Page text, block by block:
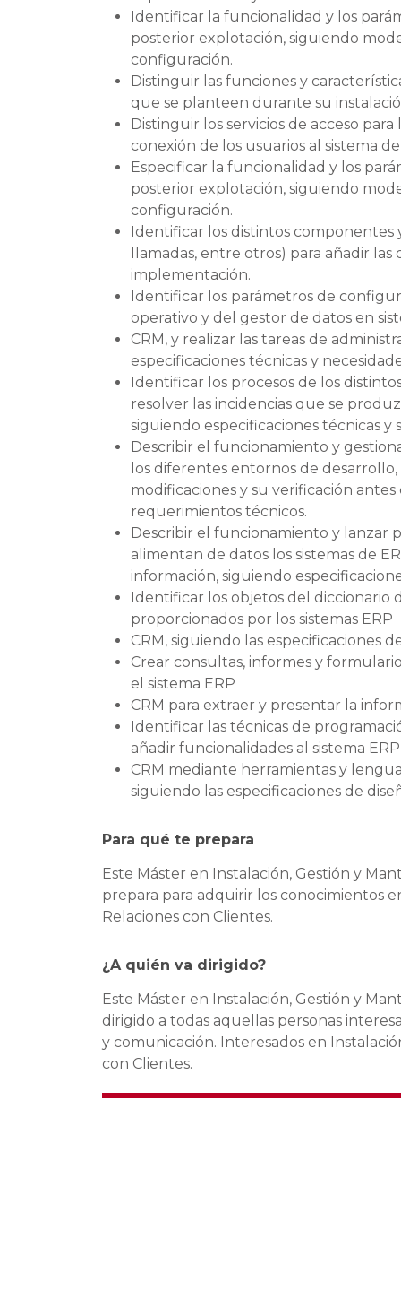
Identificar la funcionalidad y los
posterior explotación, siguiendo
configuración.
Distinguir las funciones y
que se planteen durante su
Distinguir los servicios de acceso
conexión de los usuarios al sistema de
Especificar la funcionalidad y los
posterior explotación, siguiendo
configuración.
Identificar los distintos componentes
llamadas, entre otros) para añadir
implementación.
Identificar los parámetros de
operativo y del gestor de datos en
CRM, y realizar las tareas de
especificaciones técnicas y
Identificar los procesos de los
resolver las incidencias que se
siguiendo especificaciones técnicas y
Describir el funcionamiento y
los diferentes entornos de
modificaciones y su verificación
requerimientos técnicos.
Describir el funcionamiento y lanzar
alimentan de datos los sistemas de
información, siguiendo
Identificar los objetos del diccionario
proporcionados por los sistemas ERP
CRM, siguiendo las especificaciones
Crear consultas, informes y
el sistema ERP
CRM para extraer y presentar la
Identificar las técnicas de
añadir funcionalidades al sistema ERP
CRM mediante herramientas y
siguiendo las especificaciones de
Para qué te prepara
Este Máster en Instalación, Gestión y
prepara para adquirir los conocimientos
Relaciones con Clientes.
¿A quién va dirigido?
Este Máster en Instalación, Gestión y
dirigido a todas aquellas personas
y comunicación. Interesados en
con Clientes.